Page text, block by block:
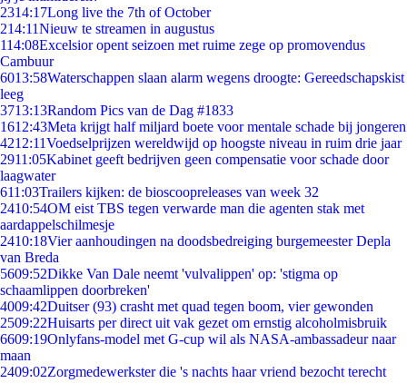
2314:17Long live the 7th of October
214:11Nieuw te streamen in augustus
114:08Excelsior opent seizoen met ruime zege op promovendus
Cambuur
6013:58Waterschappen slaan alarm wegens droogte: Gereedschapskist
leeg
3713:13Random Pics van de Dag #1833
1612:43Meta krijgt half miljard boete voor mentale schade bij jongeren
4212:11Voedselprijzen wereldwijd op hoogste niveau in ruim drie jaar
2911:05Kabinet geeft bedrijven geen compensatie voor schade door
laagwater
611:03Trailers kijken: de bioscoopreleases van week 32
2410:54OM eist TBS tegen verwarde man die agenten stak met
aardappelschilmesje
2410:18Vier aanhoudingen na doodsbedreiging burgemeester Depla
van Breda
5609:52Dikke Van Dale neemt 'vulvalippen' op: 'stigma op
schaamlippen doorbreken'
4009:42Duitser (93) crasht met quad tegen boom, vier gewonden
2509:22Huisarts per direct uit vak gezet om ernstig alcoholmisbruik
6609:19Onlyfans-model met G-cup wil als NASA-ambassadeur naar
maan
2409:02Zorgmedewerkster die 's nachts haar vriend bezocht terecht